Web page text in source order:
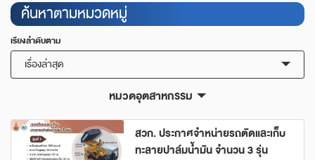
ค้นหาตามหมวดหมู่
เรียงลำดับตาม
เรื่องล่าสุด
หมวดอุตสาหกรรม
สวก. ประกาศจำหน่ายรถตัดและเก็บ
ทะลายปาล์มน้ำมัน จำนวน 3 รุ่น